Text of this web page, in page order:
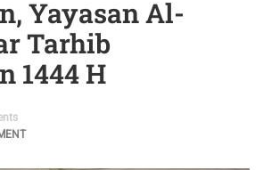
Yayasan Al-
Tarhib
1444 H